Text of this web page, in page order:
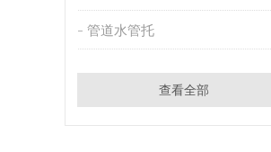
管道水管托
查看全部